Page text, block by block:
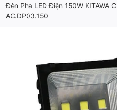
Đèn Pha LED Điện 150W KITAWA
AC.DP03.150